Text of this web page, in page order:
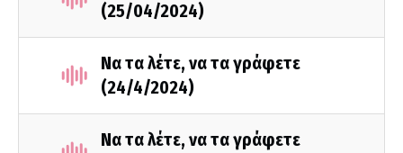
(25/04/2024)
Να τα λέτε, να τα γράφετε
(24/4/2024)
Να τα λέτε, να τα γράφετε